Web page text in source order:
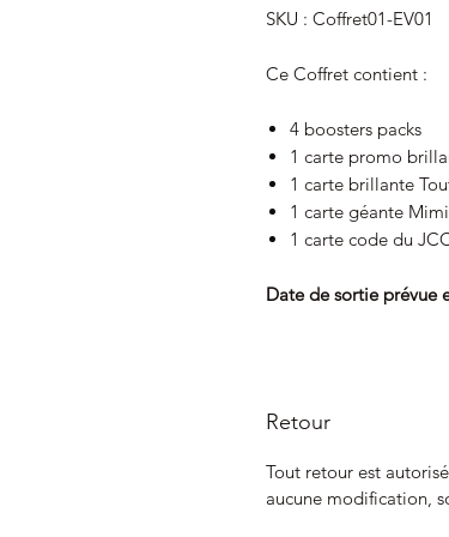
SKU : Coffret01-EV01
Ce Coffret contient :
4 boosters packs
1 carte promo
1 carte brillante
1 carte géante
1 carte code du
Date de sortie prévue
Retour
Tout retour est
aucune modification,